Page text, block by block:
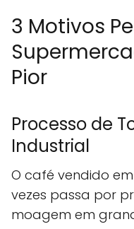
3 Motivos
Pior
Processo de
Industrial
O café vendido
vezes passa por
moagem em